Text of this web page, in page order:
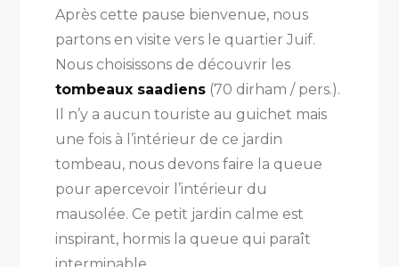
Après cette pause bienvenue, nous
partons en visite vers le quartier Juif.
Nous choisissons de découvrir les
tombeaux saadiens (70 dirham / pers.).
Il n’y a aucun touriste au guichet mais
une fois à l’intérieur de ce jardin
tombeau, nous devons faire la queue
pour apercevoir l’intérieur du
mausolée. Ce petit jardin calme est
inspirant, hormis la queue qui paraît
interminable.